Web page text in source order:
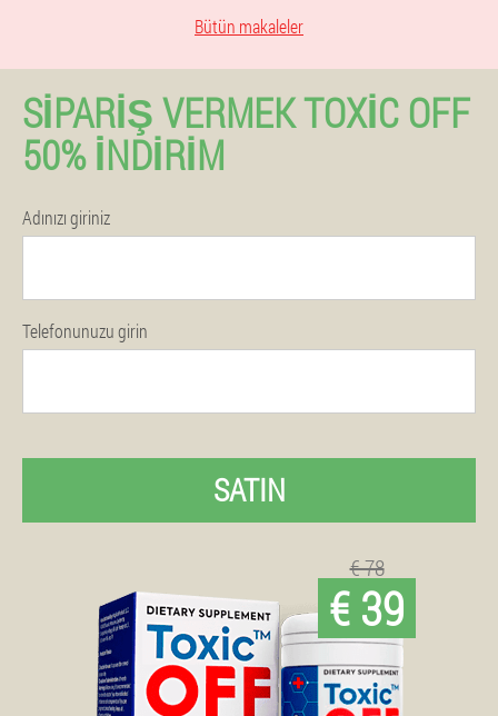
Bütün makaleler
SIPARIŞ VERMEK TOXIC OFF
50% İNDIRIM
Adınızı giriniz
Telefonunuzu girin
SATIN
€ 78
€ 39